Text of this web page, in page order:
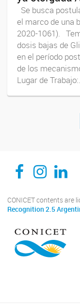
Se busca
el marco de una
2020-1061).
dosis bajas de
en el período
de los
Lugar de
Navegador
CEDIE, Centro de Investigaciones Endocrinológicas Dr. César Bergadá
CEDIE, Centro de Investigaciones Endocrinológicas Dr. César Bergadá
CEDIE, Centro de
CONICET contents are
Recognition 2.5